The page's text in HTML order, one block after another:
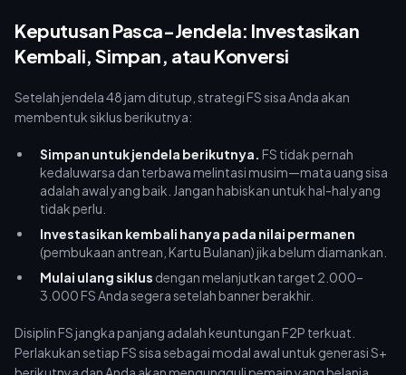
Keputusan Pasca-Jendela: Investasikan
Kembali, Simpan, atau Konversi
Setelah jendela 48 jam ditutup, strategi FS sisa Anda akan
membentuk siklus berikutnya:
Simpan untuk jendela berikutnya. FS tidak pernah
kedaluwarsa dan terbawa melintasi musim—mata uang sisa
adalah awal yang baik. Jangan habiskan untuk hal-hal yang
tidak perlu.
Investasikan kembali hanya pada nilai permanen
(pembukaan antrean, Kartu Bulanan) jika belum diamankan.
Mulai ulang siklus dengan melanjutkan target 2.000–
3.000 FS Anda segera setelah banner berakhir.
Disiplin FS jangka panjang adalah keuntungan F2P terkuat.
Perlakukan setiap FS sisa sebagai modal awal untuk generasi S+